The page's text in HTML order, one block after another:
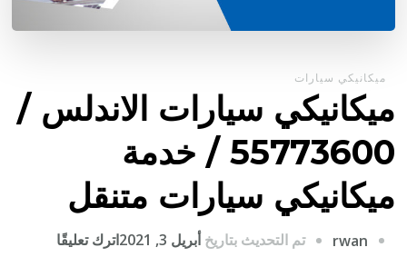
ميكانيكي سيارات
ميكانيكي سيارات الاندلس /
55773600‬ / خدمة
ميكانيكي سيارات متنقل
rwan تم التحديث بتاريخأبريل 3, 2021 اترك تعليقًا